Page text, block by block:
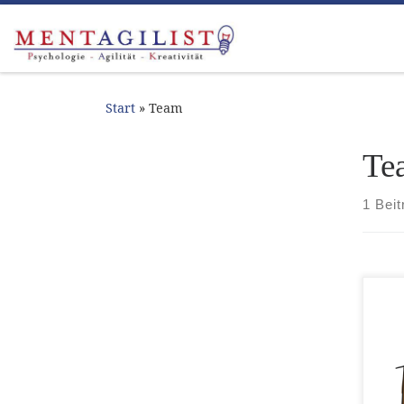
Zum Inhalt springen
Start » Team
1